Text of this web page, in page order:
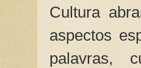
Cultura
aspectos
palavras,